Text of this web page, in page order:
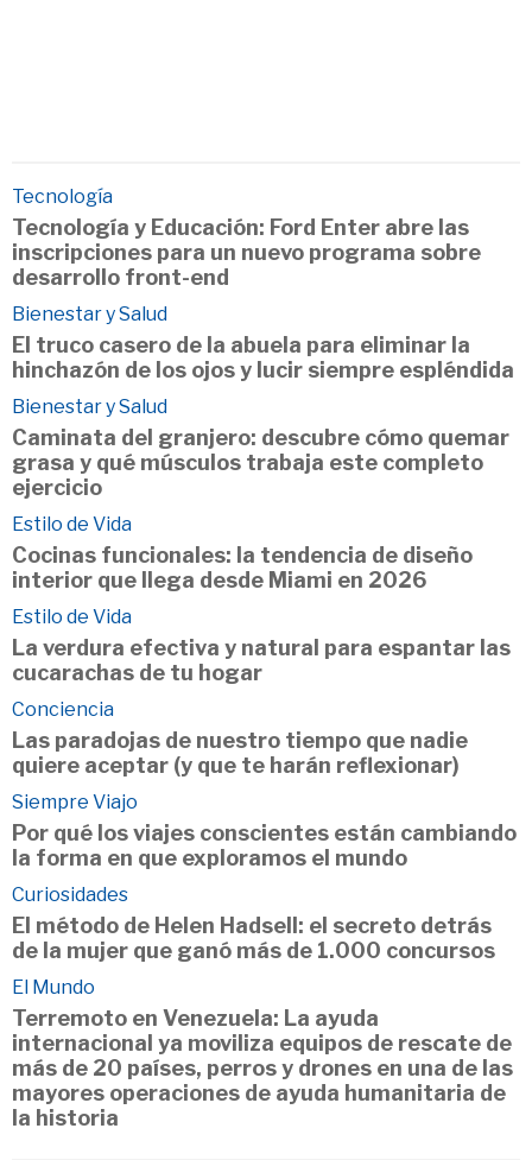
Tecnología
Tecnología y Educación: Ford Enter abre las
inscripciones para un nuevo programa sobre
desarrollo front-end
Bienestar y Salud
El truco casero de la abuela para eliminar la
hinchazón de los ojos y lucir siempre espléndida
Bienestar y Salud
Caminata del granjero: descubre cómo quemar
grasa y qué músculos trabaja este completo
ejercicio
Estilo de Vida
Cocinas funcionales: la tendencia de diseño
interior que llega desde Miami en 2026
Estilo de Vida
La verdura efectiva y natural para espantar las
cucarachas de tu hogar
Conciencia
Las paradojas de nuestro tiempo que nadie
quiere aceptar (y que te harán reflexionar)
Siempre Viajo
Por qué los viajes conscientes están cambiando
la forma en que exploramos el mundo
Curiosidades
El método de Helen Hadsell: el secreto detrás
de la mujer que ganó más de 1.000 concursos
El Mundo
Terremoto en Venezuela: La ayuda
internacional ya moviliza equipos de rescate de
más de 20 países, perros y drones en una de las
mayores operaciones de ayuda humanitaria de
la historia